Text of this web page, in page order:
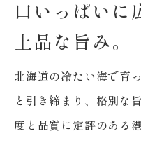
口いっぱいに
上品な旨み。
北海道の冷たい海で育
と引き締まり、格別な
度と品質に定評のある